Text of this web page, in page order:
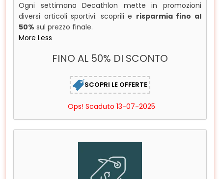
Ogni settimana Decathlon mette in promozioni
diversi articoli sportivi: scoprili e risparmia fino al
50% sul prezzo finale.
More Less
FINO AL 50% DI SCONTO
SCOPRI LE OFFERTE
Ops! Scaduto 13-07-2025